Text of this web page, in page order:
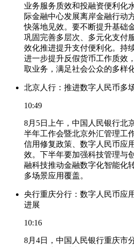
业务服务质效和投融资便利化
际金融中心发展离岸金融行动
快落地见效。要不断提升基础
巩固完善多层次、多元化支付
效化推进提升支付便利化。持
进一步提升反假货币工作质效
取业务，满足社会公众的多样
北京人行：推进数字人民币多
10:49
8月5日上午，中国人民银行北
半年工作会暨北京外汇管理工
信用修复政策、数字人民币应
效。下半年要加强科技管理与
融科技推动金融数字化智能化
多场景应用覆盖。
央行重庆分行：数字人民币应
进展
10:16
8月4日，中国人民银行重庆市